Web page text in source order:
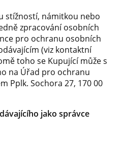
stížností, námitkou nebo
zpracování osobních
pro ochranu osobních
(viz kontaktní
toho se Kupující může s
na Úřad pro ochranu
Pplk. Sochora 27, 170 00
jako správce